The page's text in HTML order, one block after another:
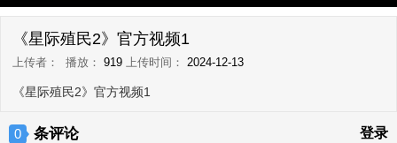
《星际殖民2》官方视频1
上传者： 播放： 919 上传时间： 2024-12-13
《星际殖民2》官方视频1
0 条评论 登录